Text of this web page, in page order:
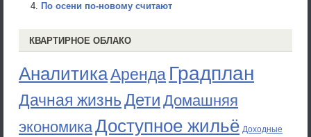
По осени по-новому считают
КВАРТИРНОЕ ОБЛАКО
АналитикаАренда Градплан
Дачная жизньДети Домашняя
экономикаДоступное жильё Доходные